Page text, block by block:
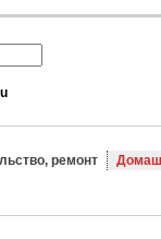
ремонт